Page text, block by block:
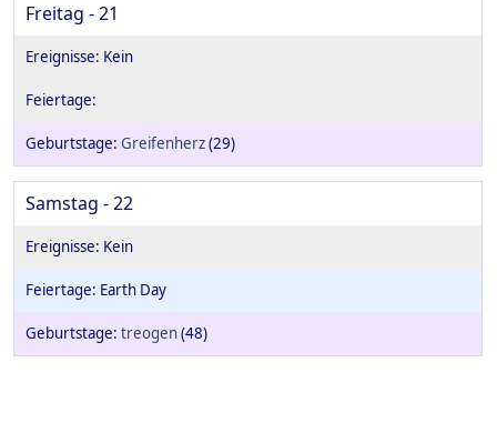
Freitag - 21
Greifenherz(29)
Samstag - 22
Earth Day
treogen(48)